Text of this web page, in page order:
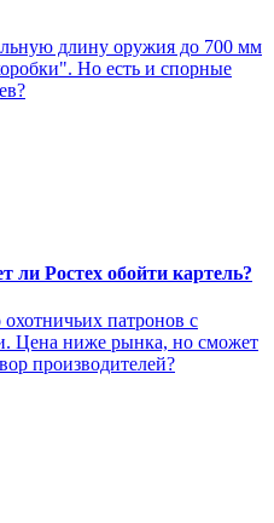
длину оружия до 700 мм
Но есть и спорные
Ростех обойти картель?
охотничьих патронов с
Цена ниже рынка, но сможет
производителей?